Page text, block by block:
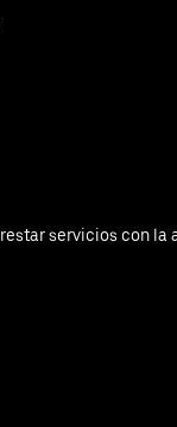
servicios con la